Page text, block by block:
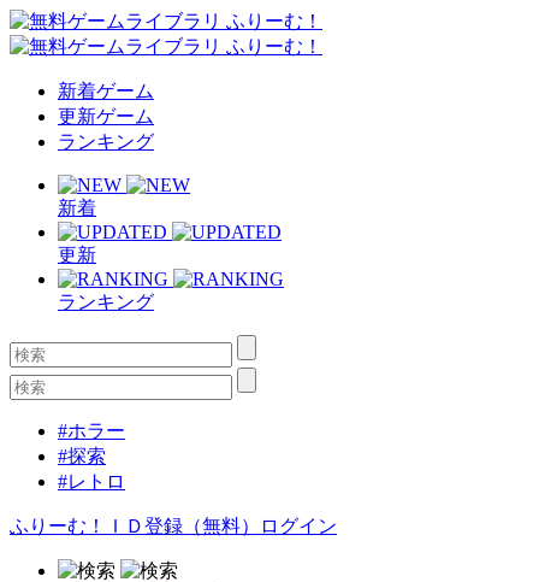
新着ゲーム
更新ゲーム
ランキング
新着
更新
ランキング
#ホラー
#探索
#レトロ
ふりーむ！ＩＤ登録（無料） ログイン